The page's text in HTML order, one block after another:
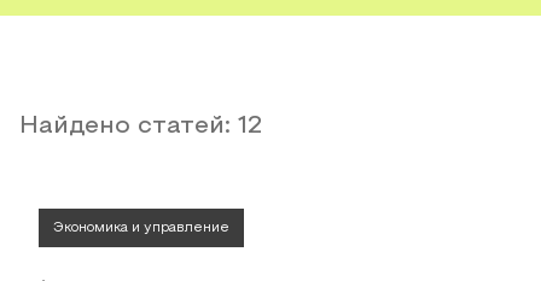
Найдено статей: 12
Экономика и управление